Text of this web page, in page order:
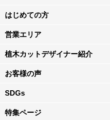
はじめての方
営業エリア
植木カットデザイナー紹介
お客様の声
SDGs
特集ページ